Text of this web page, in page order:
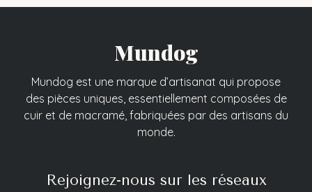
Mundog
Mundog est une marque d’artisanat qui propose
des pièces uniques, essentiellement composées de
cuir et de macramé, fabriquées par des artisans du
monde.
Rejoignez-nous sur les réseaux